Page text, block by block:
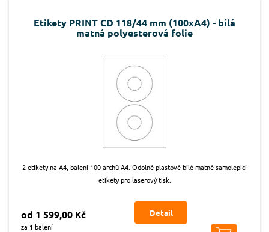
Etikety PRINT CD 118/44 mm (100xA4) - bílá
matná polyesterová folie
2 etikety na A4, balení 100 archů A4. Odolné plastové bílé matné samolepicí
etikety pro laserový tisk.
od 1 599,00 Kč
za 1 balení
Detail